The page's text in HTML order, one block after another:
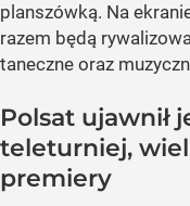
planszówką. Na
razem będą
taneczne oraz
Polsat ujawnił
teleturniej,
premiery